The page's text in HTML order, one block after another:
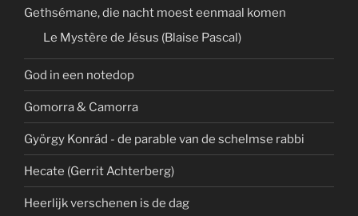
Gethsémane, die nacht moest eenmaal komen
Le Mystère de Jésus (Blaise Pascal)
God in een notedop
Gomorra & Camorra
György Konrád - de parable van de schelmse rabbi
Hecate (Gerrit Achterberg)
Heerlijk verschenen is de dag